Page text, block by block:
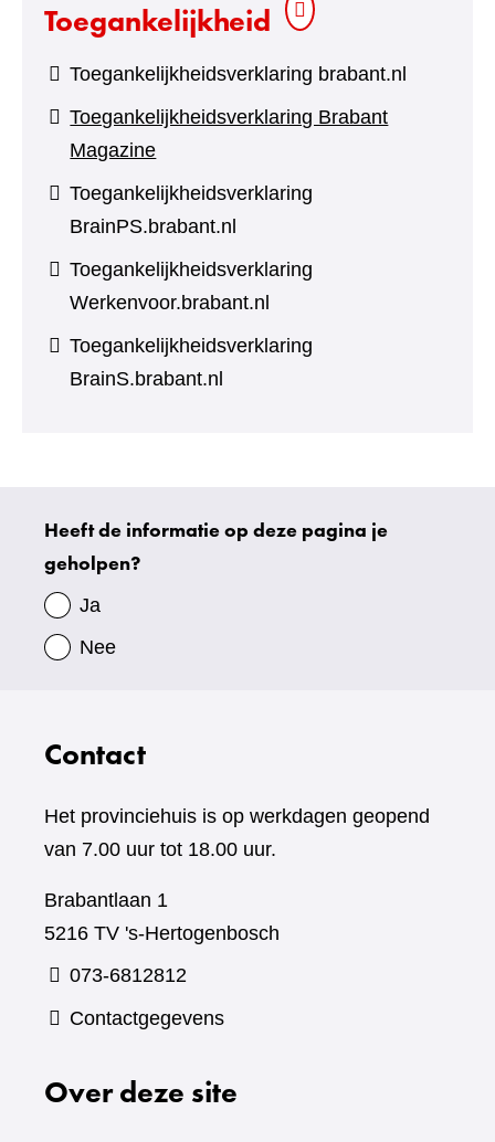
Toegankelijkheid
Toegankelijkheidsverklaring brabant.nl
Toegankelijkheidsverklaring Brabant
Magazine
Toegankelijkheidsverklaring
BrainPS.brabant.nl
Toegankelijkheidsverklaring
Werkenvoor.brabant.nl
Toegankelijkheidsverklaring
BrainS.brabant.nl
Uw
gegevens
Heeft de informatie op deze pagina je
geholpen?
Ja
Nee
Contact
Het provinciehuis is op werkdagen geopend
van 7.00 uur tot 18.00 uur.
Brabantlaan 1
5216 TV 's-Hertogenbosch
073-6812812
Contactgegevens
Over deze site